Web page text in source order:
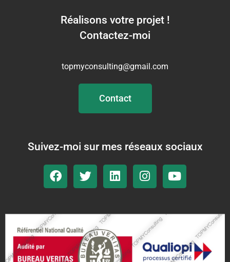
Réalisons votre projet !
Contactez-moi
topmyconsulting@gmail.com
Contact
Suivez-moi sur mes réseaux sociaux